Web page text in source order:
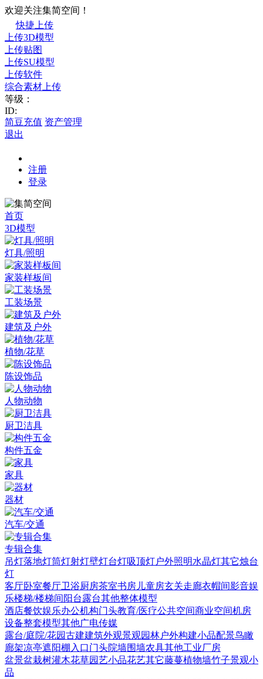
欢迎关注集简空间！
快捷上传
上传3D模型
上传贴图
上传SU模型
上传软件
综合素材上传
等级：
ID:
简豆充值 资产管理
退出
注册
登录
首页
3D模型
灯具/照明
家装样板间
工装场景
建筑及户外
植物/花草
陈设饰品
人物动物
厨卫洁具
构件五金
家具
器材
汽车/交通
专辑合集
吊灯落地灯筒灯射灯壁灯台灯吸顶灯户外照明水晶灯其它烛台
灯
客厅卧室餐厅卫浴厨房茶室书房 儿童房玄关走廊衣帽间影音娱
乐楼梯/楼梯间 阳台露台其他整体模型
酒店餐饮娱乐办公机构门头教育/医疗公共空间商业空间机房
设备整套模型其他广电传媒
露台/庭院/花园古建建筑外观景观园林户外构建小品配景鸟瞰
廊架凉亭遮阳棚 入口门头院墙围墙农具其他工业厂房
盆景盆栽树灌木花草园艺小品花艺其它藤蔓植物墙竹子景观小
品